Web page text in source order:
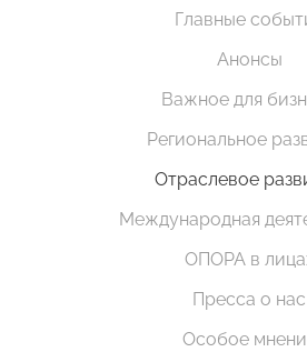
Главные
Анонсы
Важное для
Региональное
Отраслевое
Международная
ОПОРА в
Пресса о нас
Особое